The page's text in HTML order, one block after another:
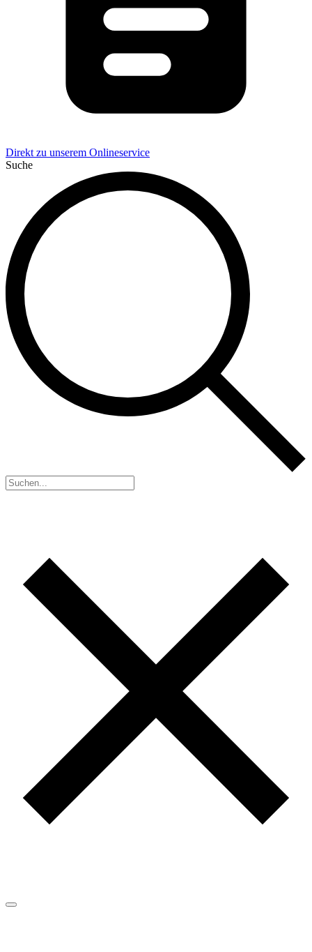
Direkt zu unserem Onlineservice
Suche